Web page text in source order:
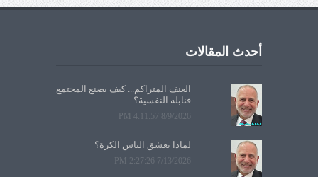
أحدث المقالات
العنف المتراكم... كيف يصنع المجتمع
قنابله النفسية؟
8/9/2026 4:11:57 PM
لماذا يعشق الناس الكرة؟
7/13/2026 2:27:26 PM